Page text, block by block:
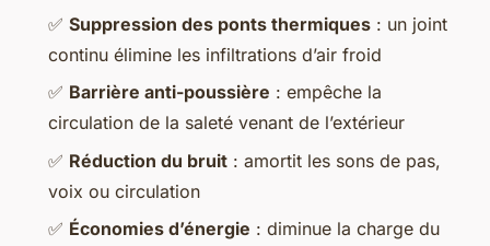
✅ Suppression des ponts thermiques : un joint
continu élimine les infiltrations d’air froid
✅ Barrière anti-poussière : empêche la
circulation de la saleté venant de l’extérieur
✅ Réduction du bruit : amortit les sons de pas,
voix ou circulation
✅ Économies d’énergie : diminue la charge du